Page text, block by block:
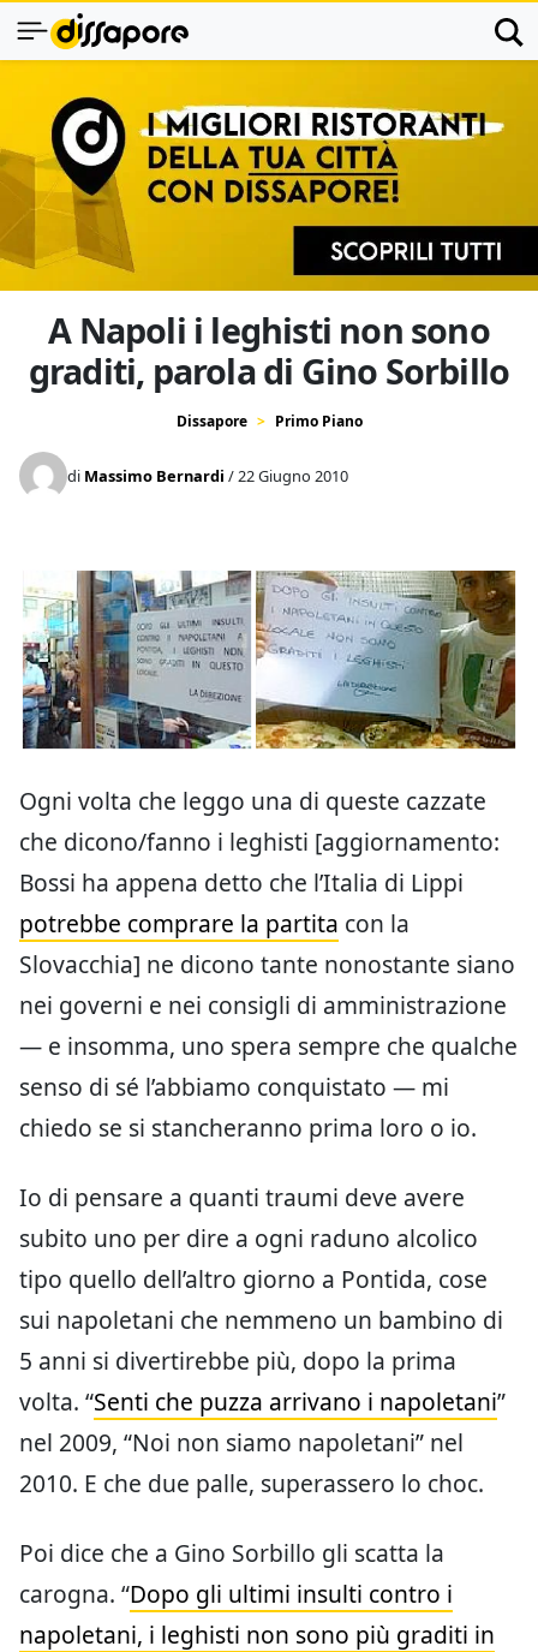
A Napoli i leghisti non sono
graditi, parola di Gino Sorbillo
Dissapore Primo Piano
di Massimo Bernardi / 22 Giugno 2010
Ogni volta che leggo una di queste cazzate
che dicono/fanno i leghisti [aggiornamento:
Bossi ha appena detto che l’Italia di Lippi
potrebbe comprare la partita con la
Slovacchia] ne dicono tante nonostante siano
nei governi e nei consigli di amministrazione
— e insomma, uno spera sempre che qualche
senso di sé l’abbiamo conquistato — mi
chiedo se si stancheranno prima loro o io.
Io di pensare a quanti traumi deve avere
subito uno per dire a ogni raduno alcolico
tipo quello dell’altro giorno a Pontida, cose
sui napoletani che nemmeno un bambino di
5 anni si divertirebbe più, dopo la prima
volta. “Senti che puzza arrivano i napoletani”
nel 2009, “Noi non siamo napoletani” nel
2010. E che due palle, superassero lo choc.
Poi dice che a Gino Sorbillo gli scatta la
carogna. “Dopo gli ultimi insulti contro i
napoletani, i leghisti non sono più graditi in